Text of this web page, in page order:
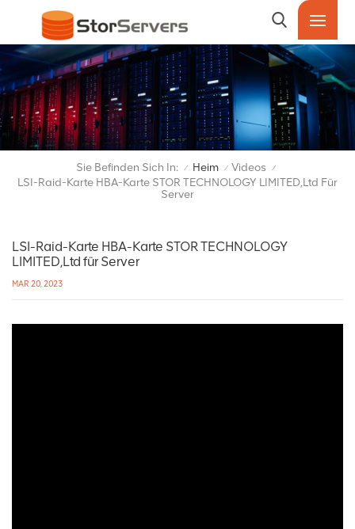
Sie Befinden Sich In: / Heim / Videos /
LSI-Raid-Karte HBA-Karte STOR TECHNOLOGY LIMITED,Ltd Für
Server
LSI-Raid-Karte HBA-Karte STOR TECHNOLOGY
LIMITED,Ltd für Server
MAR 20, 2023